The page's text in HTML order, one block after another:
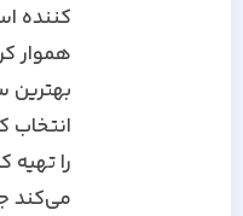
کننده است.
هموار
بهترین
انتخاب
را تهیه
می‌کند